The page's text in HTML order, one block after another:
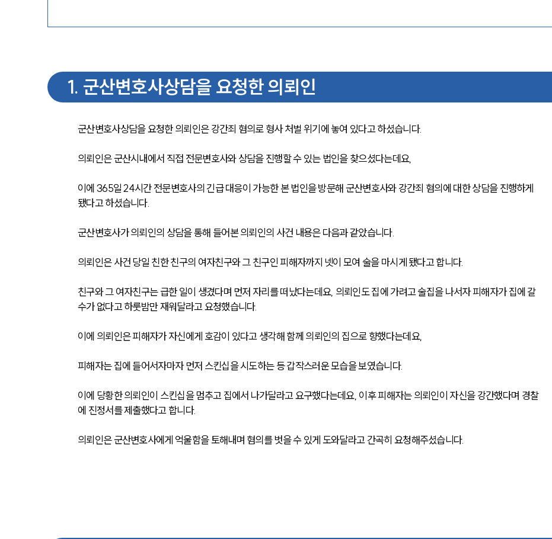
1. 군산변호사상담을 요청한 의뢰인
군산변호사상담을 요청한 의뢰인은 강간죄 혐의로 형사 처벌 위기에 놓여 있다고 하셨습니다.
의뢰인은 군산시내에서 직접 전문변호사와 상담을 진행할 수 있는 법인을 찾으셨다는데요,
이에 365일 24시간 전문변호사의 긴급 대응이 가능한 본 법인을 방문해 군산변호사와 강간죄 혐의에 대한 상담을 진행하게
됐다고 하셨습니다.
군산변호사가 의뢰인의 상담을 통해 들어본 의뢰인의 사건 내용은 다음과 같았습니다.
의뢰인은 사건 당일 친한 친구의 여자친구와 그 친구인 피해자까지 넷이 모여 술을 마시게 됐다고 합니다.
친구와 그 여자친구는 급한 일이 생겼다며 먼저 자리를 떠났다는데요, 의뢰인도 집에 가려고 술집을 나서자 피해자가 집에 갈
수가 없다고 하룻밤만 재워달라고 요청했습니다.
이에 의뢰인은 피해자가 자신에게 호감이 있다고 생각해 함께 의뢰인의 집으로 향했다는데요,
피해자는 집에 들어서자마자 먼저 스킨십을 시도하는 등 갑작스러운 모습을 보였습니다.
이에 당황한 의뢰인이 스킨십을 멈추고 집에서 나가달라고 요구했다는데요, 이후 피해자는 의뢰인이 자신을 강간했다며 경찰
에 진정서를 제출했다고 합니다.
의뢰인은 군산변호사에게 억울함을 토해내며 혐의를 벗을 수 있게 도와달라고 간곡히 요청해주셨습니다.